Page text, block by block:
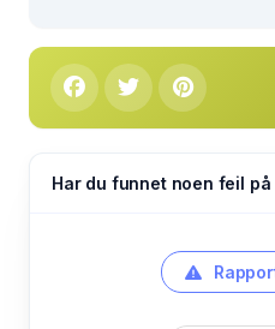
Har du funnet noen feil